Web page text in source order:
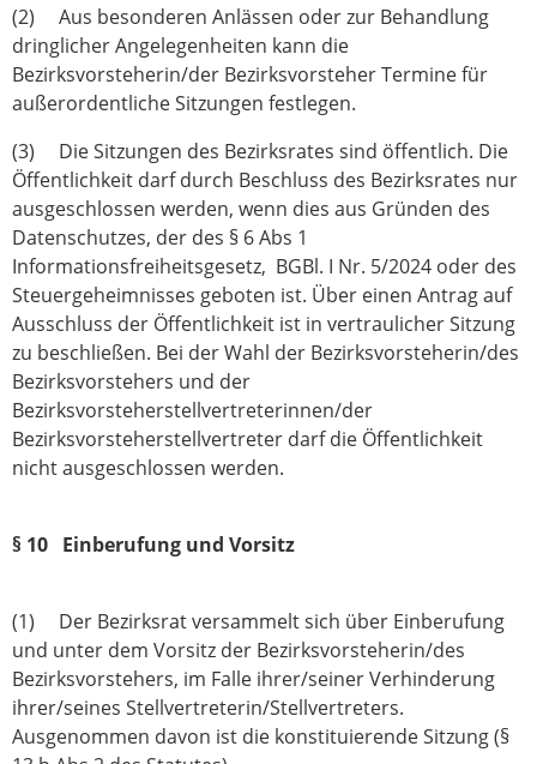
(2) Aus besonderen Anlässen oder zur Behandlung
dringlicher Angelegenheiten kann die
Bezirksvorsteherin/der Bezirksvorsteher Termine für
außerordentliche Sitzungen festlegen.
(3) Die Sitzungen des Bezirksrates sind öffentlich. Die
Öffentlichkeit darf durch Beschluss des Bezirksrates nur
ausgeschlossen werden, wenn dies aus Gründen des
Datenschutzes, der des § 6 Abs 1
Informationsfreiheitsgesetz, BGBl. I Nr. 5/2024 oder des
Steuergeheimnisses geboten ist. Über einen Antrag auf
Ausschluss der Öffentlichkeit ist in vertraulicher Sitzung
zu beschließen. Bei der Wahl der Bezirksvorsteherin/des
Bezirksvorstehers und der
Bezirksvorsteherstellvertreterinnen/der
Bezirksvorsteherstellvertreter darf die Öffentlichkeit
nicht ausgeschlossen werden.
§ 10 Einberufung und Vorsitz
(1) Der Bezirksrat versammelt sich über Einberufung
und unter dem Vorsitz der Bezirksvorsteherin/des
Bezirksvorstehers, im Falle ihrer/seiner Verhinderung
ihrer/seines Stellvertreterin/Stellvertreters.
Ausgenommen davon ist die konstituierende Sitzung (§